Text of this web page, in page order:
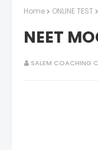
Home ONLINE TEST
NEET
SALEM COACHING